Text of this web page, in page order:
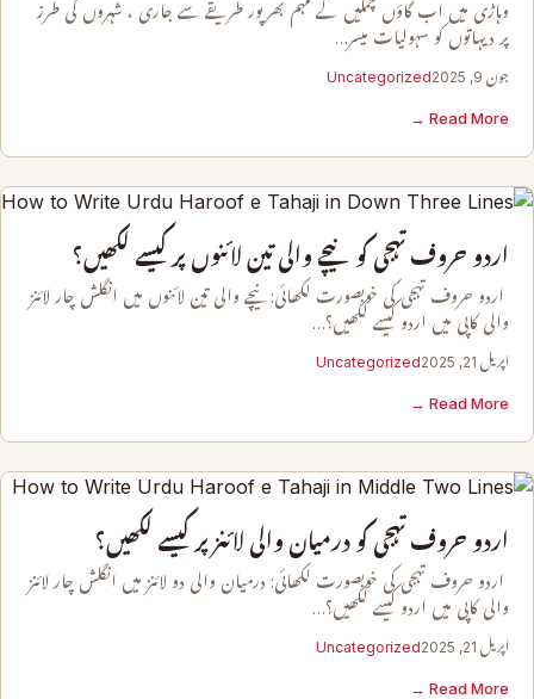
وہاڑی میں اب گاؤں چمکیں گے مہم بھرپور طریقے سے جاری ، شہروں کی طرز
پر دیہاتوں کو سہولیات میسر…
جون 9, 2025 Uncategorized
Read More →
اردو حروف تہجی کو نیچے والی تین لائنوں پر کیسے لکھیں؟
اردو حروف تہجی کی خوبصورت لکھائی: نیچے والی تین لائنوں میں انگلش چار لائنز
والی کاپی میں اردو کیسے لکھیں؟…
اپریل 21, 2025 Uncategorized
Read More →
اردو حروف تہجی کو درمیان والی لائنز پر کیسے لکھیں؟
اردو حروف تہجی کی خوبصورت لکھائی: درمیان والی دو لائنز میں انگلش چار لائنز
والی کاپی میں اردو کیسے لکھیں؟…
اپریل 21, 2025 Uncategorized
Read More →